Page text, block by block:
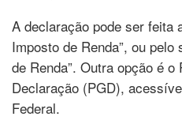
A declaração pode ser feita
Imposto de Renda”, ou
de Renda”. Outra opção é
Declaração (PGD),
Federal.